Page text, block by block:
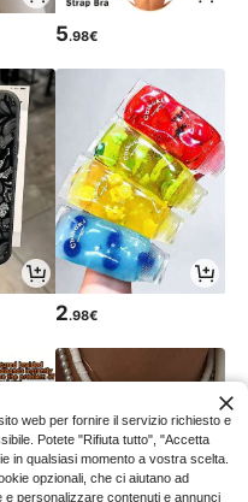
5.98€
2.98€
web per fornire il servizio richiesto e
Potete "Rifiuta tutto", "Accetta
in qualsiasi momento a vostra scelta.
opzionali, che ci aiutano ad
personalizzare contenuti e annunci